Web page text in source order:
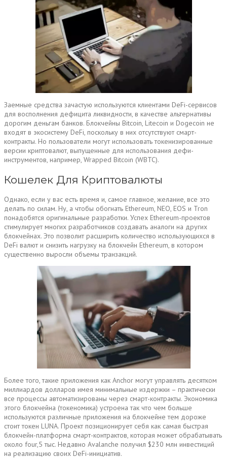
Заемные средства зачастую используются клиентами DeFi-сервисов
для восполнения дефицита ликвидности, в качестве альтернативы
дорогим деньгам банков. Блокчейны Bitcoin, Litecoin и Dogecoin не
входят в экосистему DeFi, поскольку в них отсутствуют смарт-
контракты. Но пользователи могут использовать токенизированные
версии криптовалют, выпущенные для использования дефи-
инструментов, например, Wrapped Bitcoin (WBTC).
Кошелек Для Криптовалюты
Однако, если у вас есть время и, самое главное, желание, все это
делать по силам. Ну, а чтобы обогнать Ethereum, NEO, EOS и Tron
понадобятся оригинальные разработки. Успех Ethereum-проектов
стимулирует многих разработчиков создавать аналоги на других
блокчейнах. Это позволит расширить количество использующихся в
DeFi валют и снизить нагрузку на блокчейн Ethereum, в котором
существенно выросли объемы транзакций.
Более того, такие приложения как Anchor могут управлять десятком
миллиардов долларов имея минимальные издержки – практически
все процессы автоматизированы через смарт-контракты. Экономика
этого блокчейна (токеномика) устроена так что чем больше
используются различные приложения на блокчейне тем дороже
стоит токен LUNA. Проект позиционирует себя как самая быстрая
блокчейн-платформа смарт-контрактов, которая может обрабатывать
около four,5 тыс. Недавно Avalanche получил $230 млн инвестиций
на реализацию своих DeFi-инициатив.